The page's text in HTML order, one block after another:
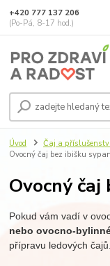
+420 777 137 206
(Po-Pá, 8-17 hod.)
Úvod Čaj a
Ovocný čaj bez ibišku
Ovocný čaj
Pokud vám vadí v
nebo ovocno-
přípravu ledových čajů.